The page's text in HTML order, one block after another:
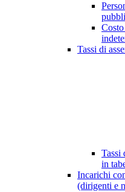
Tassi di
Tassi
in
Incarichi
(dirigenti e